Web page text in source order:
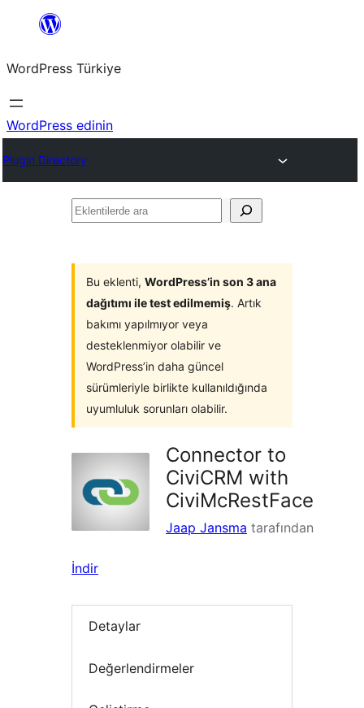
İçeriğe
WordPress Türkiye
WordPress edinin
Plugin Directory
Eklentilerde
Bu eklenti, WordPress’in son 3 ana
dağıtımı ile test edilmemiş. Artık
bakımı yapılmıyor veya
desteklenmiyor olabilir ve
WordPress’in daha güncel
sürümleriyle birlikte kullanıldığında
uyumluluk sorunları olabilir.
Connector to
CiviCRM with
CiviMcRestFace
Jaap Jansma tarafından
İndir
Detaylar
Değerlendirmeler